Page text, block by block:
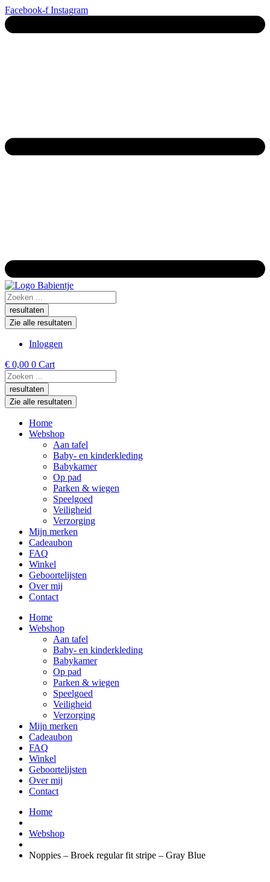
Ga
naar
de
Facebook-f Instagram
Search
...resultaten
Zie alle resultaten
Inloggen
€ 0,00 0 Cart
Search
...resultaten
Zie alle resultaten
Home
Webshop
Aan tafel
Baby- en kinderkleding
Babykamer
Op pad
Parken & wiegen
Speelgoed
Veiligheid
Verzorging
Mijn merken
Cadeaubon
FAQ
Winkel
Geboortelijsten
Over mij
Contact
Home
Webshop
Aan tafel
Baby- en kinderkleding
Babykamer
Op pad
Parken & wiegen
Speelgoed
Veiligheid
Verzorging
Mijn merken
Cadeaubon
FAQ
Winkel
Geboortelijsten
Over mij
Contact
Home
Webshop
Noppies – Broek regular fit stripe – Gray Blue